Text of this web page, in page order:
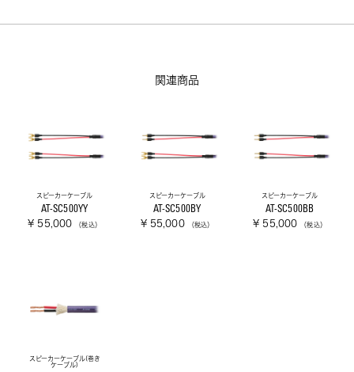
関連商品
スピーカーケーブル
AT-SC500YY
¥ 55,000 （税込）
スピーカーケーブル
AT-SC500BY
¥ 55,000 （税込）
スピーカーケーブル
AT-SC500BB
¥ 55,000 （税込）
スピーカーケーブル(巻き
ケーブル)